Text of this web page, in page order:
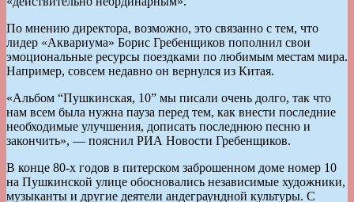
По мнению директора, возможно, это связанно с тем, что
лидер «Аквариума» Борис Гребенщиков пополнил свои
эмоциональные ресурсы поездками по любимым местам мира.
Например, совсем недавно он вернулся из Китая.
«Альбом “Пушкинская, 10” мы писали очень долго, так что
нам всем была нужна пауза перед тем, как внести последние
необходимые улучшения, дописать последнюю песню и
закончить», — пояснил РИА Новости Гребенщиков.
В конце 80-х годов в питерском заброшенном доме номер 10
на Пушкинской улице обосновались независимые художники,
музыканты и другие деятели андеграундной культуры. С